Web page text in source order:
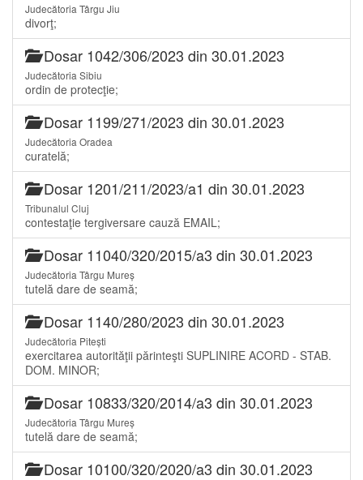
Judecătoria Târgu Jiu
divorţ;
Dosar 1042/306/2023 din 30.01.2023
Judecătoria Sibiu
ordin de protecţie;
Dosar 1199/271/2023 din 30.01.2023
Judecătoria Oradea
curatelă;
Dosar 1201/211/2023/a1 din 30.01.2023
Tribunalul Cluj
contestaţie tergiversare cauză EMAIL;
Dosar 11040/320/2015/a3 din 30.01.2023
Judecătoria Târgu Mureș
tutelă dare de seamă;
Dosar 1140/280/2023 din 30.01.2023
Judecătoria Pitești
exercitarea autorităţii părinteşti SUPLINIRE ACORD - STAB.
DOM. MINOR;
Dosar 10833/320/2014/a3 din 30.01.2023
Judecătoria Târgu Mureș
tutelă dare de seamă;
Dosar 10100/320/2020/a3 din 30.01.2023